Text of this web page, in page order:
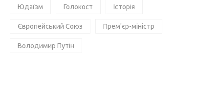
Юдаїзм Голокост Історія
Європейський Союз Прем'єр-міністр
Володимир Путін